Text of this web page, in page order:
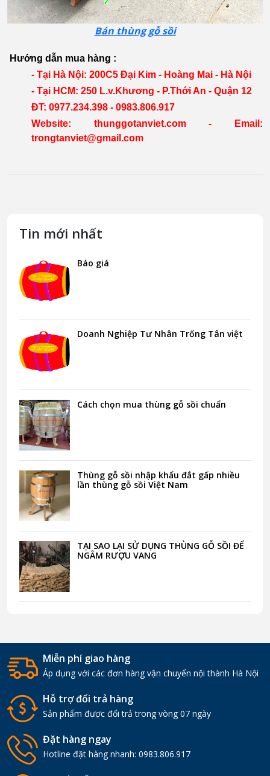
Bán thùng gỗ sồi
Hướng dẫn mua hàng :
- Tại Hà Nội: 200C5 Đại Kim - Hoàng Mai - Hà Nội
- Tại HCM: 250 L.v.Khương - P.Thới An - Quận 12
ĐT: 0977.234.398 - 0983.806.917
Website: thunggotanviet.com - Email:
trongtanviet@gmail.com
Tin mới nhất
Báo giá
Doanh Nghiệp Tư Nhân Trống Tân việt
Cách chọn mua thùng gỗ sồi chuẩn
Thùng gỗ sồi nhập khẩu đắt gấp nhiều
lần thùng gỗ sồi Việt Nam
TẠI SAO LẠI SỬ DỤNG THÙNG GỖ SỒI ĐỂ
NGÂM RƯỢU VANG
Miễn phí giao hàng
Áp dụng với các đơn hàng vận chuyển nội thành Hà Nội
Hỗ trợ đổi trả hàng
Sản phẩm được đổi trả trong vòng 07 ngày
Đặt hàng ngay
Hotline đặt hàng nhanh: 0983.806.917